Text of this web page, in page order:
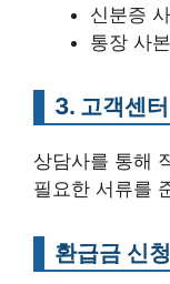
신분증
통장 사
3. 고객센
상담사를 통해
필요한 서류를
환급금 신